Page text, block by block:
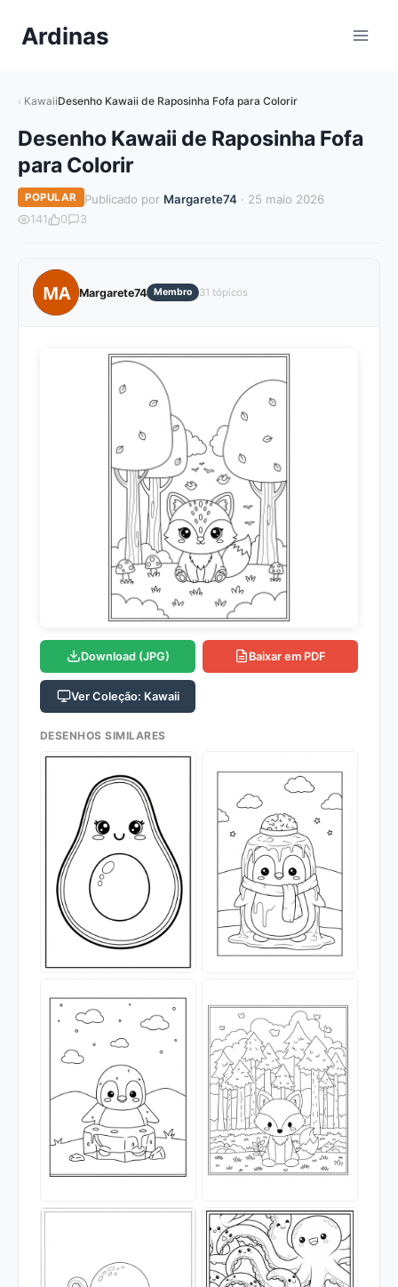
paraArdinas
KawaiiDesenho Kawaii de Raposinha Fofa para Colorir
Desenho Kawaii de Raposinha Fofa
para Colorir
POPULAR Publicado por Margarete74· 25 maio 2026
141 0 3
MA Margarete74 Membro 31 tópicos
Download (JPG) Baixar em PDF
Ver Coleção: Kawaii
DESENHOS SIMILARES